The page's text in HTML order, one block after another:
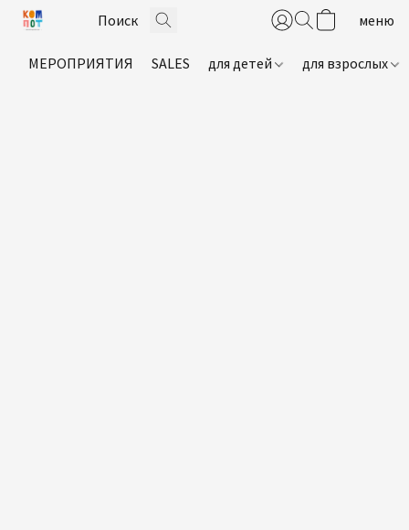
МЕРОПРИЯТИЯ SALES для детей для взрослых